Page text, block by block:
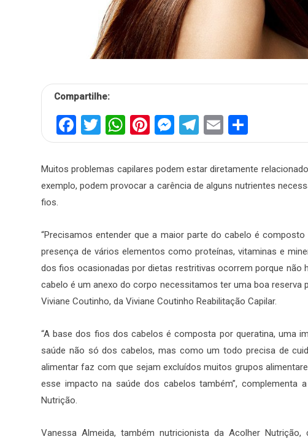
Compartilhe:
Facebook
Twitter
WhatsApp
Pinterest
Messenger
Telegram
Email
Muitos problemas capilares podem estar diretamente
exemplo, podem provocar a carência de alguns nutrientes
fios.
“Precisamos entender que a maior parte do cabelo é
presença de vários elementos como proteínas, vitaminas e
dos fios ocasionadas por dietas restritivas ocorrem porque
cabelo é um anexo do corpo necessitamos ter uma boa reserva
Viviane Coutinho, da Viviane Coutinho Reabilitação Capilar.
“A base dos fios dos cabelos é composta por queratina, uma
saúde não só dos cabelos, mas como um todo precisa de
alimentar faz com que sejam excluídos muitos grupos
esse impacto na saúde dos cabelos também”, complementa
Nutrição.
Vanessa Almeida, também nutricionista da Acolher